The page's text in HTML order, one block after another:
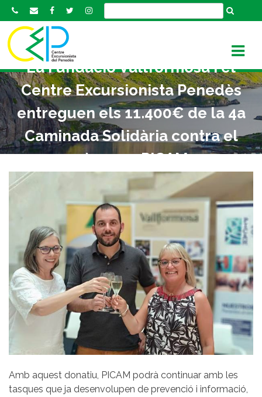
k
o
c
o
n
t
e
La Fundació Vallformosa i el
Centre Excursionista Penedès
entreguen els 11.400€ de la 4a
Caminada Solidària contra el
càncer a PICAM
Amb aquest donatiu, PICAM podrà continuar amb les
tasques que ja desenvolupen de prevenció i informació,